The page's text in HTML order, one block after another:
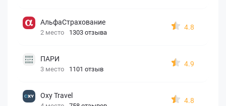
АльфаСтрахование
2 место 1303 отзыва
4.8
ПАРИ
3 место 1101 отзыв
4.9
Oxy Travel
4.8